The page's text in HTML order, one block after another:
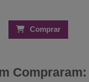
Comprar
Compraram: